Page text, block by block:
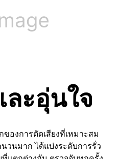
ะอุ่นใจ
องการตัดเสียงที่เหมาะสม
วนมาก ได้แบ่งระดับการรั่ว